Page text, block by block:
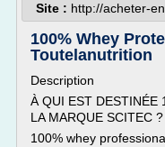
Site : http://acheter-
100% Whey
Toutelanutrition
Description
À QUI EST DESTINÉE
LA MARQUE SCITEC ?
100% whey